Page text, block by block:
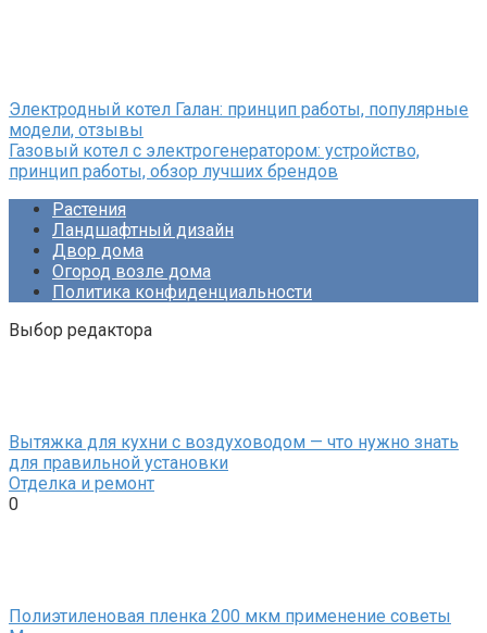
Электродный котел Галан: принцип работы, популярные
модели, отзывы
Газовый котел с электрогенератором: устройство,
принцип работы, обзор лучших брендов
Растения
Ландшафтный дизайн
Двор дома
Огород возле дома
Политика конфиденциальности
Выбор редактора
Вытяжка для кухни с воздуховодом — что нужно знать
для правильной установки
Отделка и ремонт
0
Полиэтиленовая пленка 200 мкм применение советы